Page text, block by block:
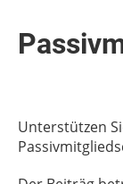
Unterstützen